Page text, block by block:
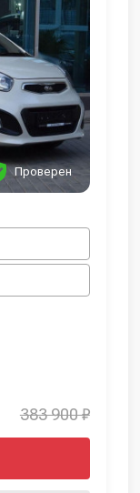
Проверен
383 900 ₽